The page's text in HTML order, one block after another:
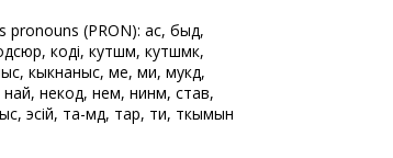
pronouns (PRON): ас, быд,
коді, кутшӧм, кутшӧмкӧ,
кыкнаныс, ме, ми, мукӧд,
некод, нем, нинӧм, став,
эсійӧ, ӧта-мӧд, ӧтар, ӧти, ӧткымын